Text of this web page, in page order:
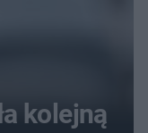
kolejną